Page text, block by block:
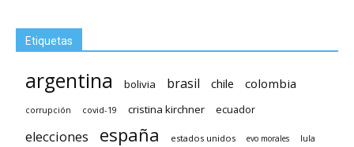
Etiquetas
argentina bolivia brasil chile colombia
corrupción covid-19 cristina kirchner ecuador
elecciones españa estados unidos evo morales lula